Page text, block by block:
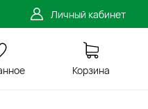
Личный кабинет
Корзина